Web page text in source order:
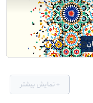
+ نمایش بیشتر